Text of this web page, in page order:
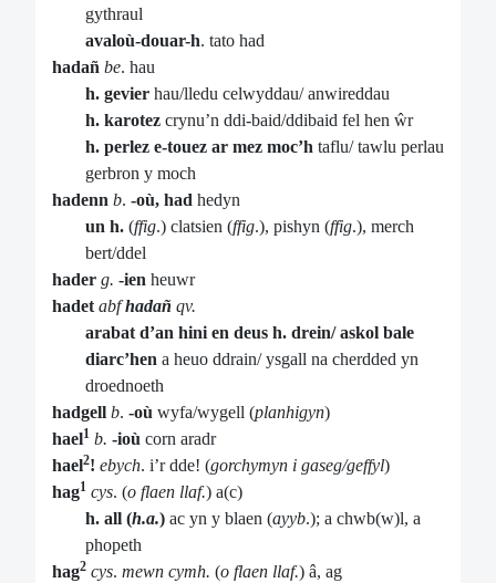
gythraul
avaloù-douar-h. tato had
hadañ be. hau
h. gevier hau/lledu celwyddau/ anwireddau
h. karotez crynu’n ddi-baid/ddibaid fel hen ŵr
h. perlez e-touez ar mez moc’h taflu/ tawlu perlau
gerbron y moch
hadenn b. -où, had hedyn
un h. (ffig.) clatsien (ffig.), pishyn (ffig.), merch
bert/ddel
hader g. -ien heuwr
hadet abf hadañ qv.
arabat d’an hini en deus h. drein/ askol bale
diarc’hen a heuo ddrain/ ysgall na cherdded yn
droednoeth
hadgell b. -où wyfa/wygell (planhigyn)
hael1 b. -ioù corn aradr
hael2! ebych. i’r dde! (gorchymyn i gaseg/geffyl)
hag1 cys. (o flaen llaf.) a(c)
h. all (h.a.) ac yn y blaen (ayyb.); a chwb(w)l, a
phopeth
hag2 cys. mewn cymh. (o flaen llaf.) â, ag